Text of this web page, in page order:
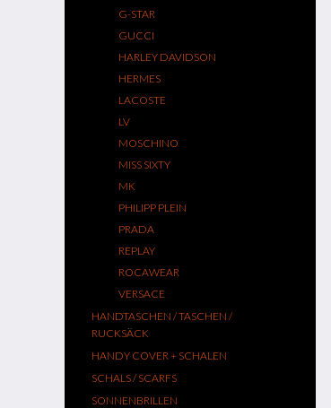
G-STAR
GUCCI
HARLEY DAVIDSON
HERMES
LACOSTE
LV
MOSCHINO
MISS SIXTY
MK
PHILIPP PLEIN
PRADA
REPLAY
ROCAWEAR
VERSACE
HANDTASCHEN / TASCHEN /
RUCKSÄCK
HANDY COVER + SCHALEN
SCHALS / SCARFS
SONNENBRILLEN